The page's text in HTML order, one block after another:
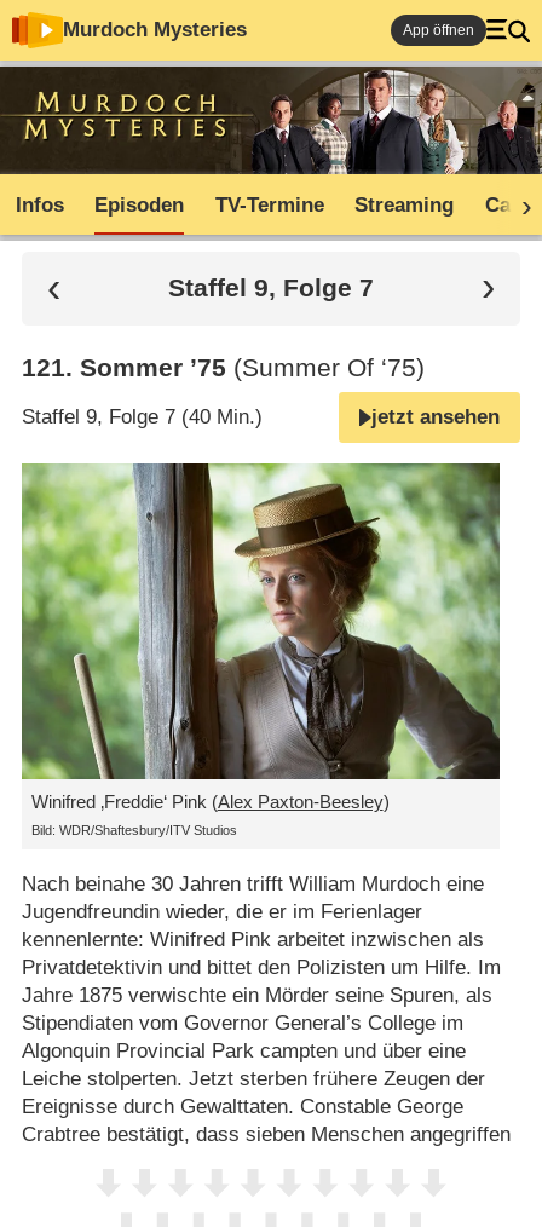
Murdoch Mysteries App öffnen
Infos Episoden TV-Termine Streaming Cast
Staffel 9, Folge 7
121. Sommer ’75 (Summer Of ‘75)
Staffel 9, Folge 7 (40 Min.) jetzt ansehen
Winifred ‚Freddie‘ Pink (Alex Paxton-Beesley)
Bild: WDR/Shaftesbury/ITV Studios
Nach beinahe 30 Jahren trifft William Murdoch eine
Jugendfreundin wieder, die er im Ferienlager
kennenlernte: Winifred Pink arbeitet inzwischen als
Privatdetektivin und bittet den Polizisten um Hilfe. Im
Jahre 1875 verwischte ein Mörder seine Spuren, als
Stipendiaten vom Governor General’s College im
Algonquin Provincial Park campten und über eine
Leiche stolperten. Jetzt sterben frühere Zeugen der
Ereignisse durch Gewalttaten. Constable George
Crabtree bestätigt, dass sieben Menschen angegriffen